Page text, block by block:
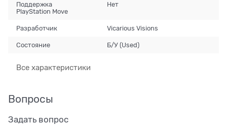
Поддержка
PlayStation Move
Нет
Разработчик Vicarious Visions
Состояние Б/У (Used)
Все характеристики
Вопросы
Задать вопрос